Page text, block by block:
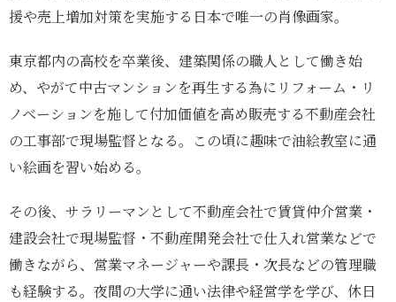
援や売上増加対策を実施する日本で唯一の肖像画家。
東京都内の高校を卒業後、建築関係の職人として働き始
め、やがて中古マンションを再生する為にリフォーム・リ
ノベーションを施して付加価値を高め販売する不動産会社
の工事部で現場監督となる。この頃に趣味で油絵教室に通
い絵画を習い始める。
その後、サラリーマンとして不動産会社で賃貸仲介営業・
建設会社で現場監督・不動産開発会社で仕入れ営業などで
働きながら、営業マネージャーや課長・次長などの管理職
も経験する。夜間の大学に通い法律や経営学を学び、休日